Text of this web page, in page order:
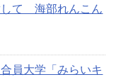
して 海部れんこん
員大学「みらいキ